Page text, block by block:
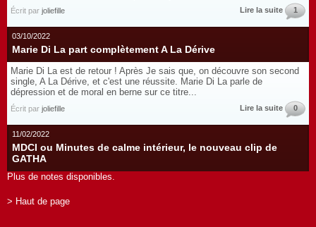
Écrit par joliefille Lire la suite 1
03/10/2022
Marie Di La part complètement A La Dérive
Marie Di La est de retour ! Après Je sais que, on découvre son second
single, A La Dérive, et c'est une réussite. Marie Di La parle de
dépression et de moral en berne sur ce titre...
Écrit par joliefille Lire la suite 0
11/02/2022
MDCI ou Minutes de calme intérieur, le nouveau clip de
GATHA
Plus de notes disponibles.
> Haut de page